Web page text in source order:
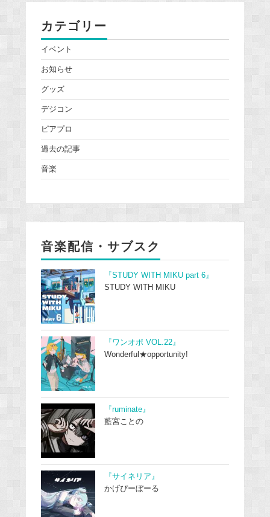
カテゴリー
イベント
お知らせ
グッズ
デジコン
ピアプロ
過去の記事
音楽
音楽配信・サブスク
『STUDY WITH MIKU part 6』
STUDY WITH MIKU
『ワンオポ VOL.22』
Wonderful★opportunity!
『ruminate』
藍宮ことの
『サイネリア』
かげぴーぼーる